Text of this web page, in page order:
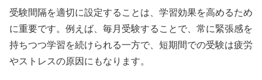
受験間隔を適切に設定することは、学習効果を高めるため
に重要です。例えば、毎月受験することで、常に緊張感を
持ちつつ学習を続けられる一方で、短期間での受験は疲労
やストレスの原因にもなります。